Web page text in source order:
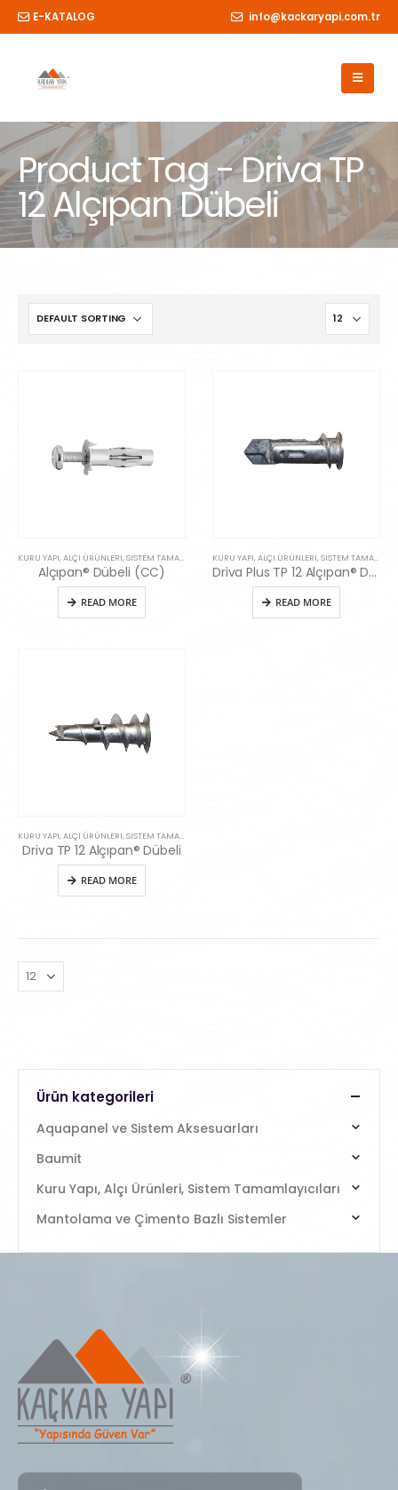
E-KATALOG info@kackaryapi.com.tr
Product Tag - Driva TP
12 Alçıpan Dübeli
KURU YAPI, ALÇI ÜRÜNLERI, SISTEM TAMAMLAYICILARI ,SISTEM AKSESUARLARI
Alçıpan® Dübeli (CC)
READ MORE
KURU YAPI, ALÇI ÜRÜNLERI, SISTEM TAMAMLAYICILARI
Driva Plus TP 12 Alçıpan® Dübeli
READ MORE
KURU YAPI, ALÇI ÜRÜNLERI, SISTEM TAMAMLAYICILARI
Driva TP 12 Alçıpan® Dübeli
READ MORE
Ürün kategorileri
Aquapanel ve Sistem Aksesuarları
Baumit
Kuru Yapı, Alçı Ürünleri, Sistem Tamamlayıcıları
Mantolama ve Çimento Bazlı Sistemler